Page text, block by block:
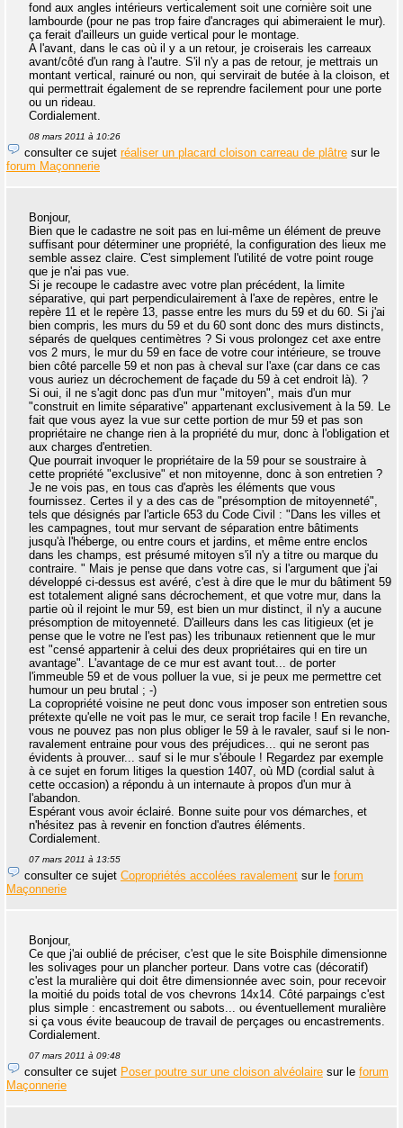
fond aux angles intérieurs verticalement soit une cornière soit une
lambourde (pour ne pas trop faire d'ancrages qui abimeraient le mur).
ça ferait d'ailleurs un guide vertical pour le montage.
A l'avant, dans le cas où il y a un retour, je croiserais les carreaux
avant/côté d'un rang à l'autre. S'il n'y a pas de retour, je mettrais un
montant vertical, rainuré ou non, qui servirait de butée à la cloison, et
qui permettrait également de se reprendre facilement pour une porte
ou un rideau.
Cordialement.
08 mars 2011 à 10:26
consulter ce sujet réaliser un placard cloison carreau de plâtre sur le
forum Maçonnerie
Bonjour,
Bien que le cadastre ne soit pas en lui-même un élément de preuve
suffisant pour déterminer une propriété, la configuration des lieux me
semble assez claire. C'est simplement l'utilité de votre point rouge
que je n'ai pas vue.
Si je recoupe le cadastre avec votre plan précédent, la limite
séparative, qui part perpendiculairement à l'axe de repères, entre le
repère 11 et le repère 13, passe entre les murs du 59 et du 60. Si j'ai
bien compris, les murs du 59 et du 60 sont donc des murs distincts,
séparés de quelques centimètres ? Si vous prolongez cet axe entre
vos 2 murs, le mur du 59 en face de votre cour intérieure, se trouve
bien côté parcelle 59 et non pas à cheval sur l'axe (car dans ce cas
vous auriez un décrochement de façade du 59 à cet endroit là). ?
Si oui, il ne s'agit donc pas d'un mur "mitoyen", mais d'un mur
"construit en limite séparative" appartenant exclusivement à la 59. Le
fait que vous ayez la vue sur cette portion de mur 59 et pas son
propriétaire ne change rien à la propriété du mur, donc à l'obligation et
aux charges d'entretien.
Que pourrait invoquer le propriétaire de la 59 pour se soustraire à
cette propriété "exclusive" et non mitoyenne, donc à son entretien ?
Je ne vois pas, en tous cas d'après les éléments que vous
fournissez. Certes il y a des cas de "présomption de mitoyenneté",
tels que désignés par l'article 653 du Code Civil : "Dans les villes et
les campagnes, tout mur servant de séparation entre bâtiments
jusqu'à l'héberge, ou entre cours et jardins, et même entre enclos
dans les champs, est présumé mitoyen s'il n'y a titre ou marque du
contraire. " Mais je pense que dans votre cas, si l'argument que j'ai
développé ci-dessus est avéré, c'est à dire que le mur du bâtiment 59
est totalement aligné sans décrochement, et que votre mur, dans la
partie où il rejoint le mur 59, est bien un mur distinct, il n'y a aucune
présomption de mitoyenneté. D'ailleurs dans les cas litigieux (et je
pense que le votre ne l'est pas) les tribunaux retiennent que le mur
est "censé appartenir à celui des deux propriétaires qui en tire un
avantage". L'avantage de ce mur est avant tout... de porter
l'immeuble 59 et de vous polluer la vue, si je peux me permettre cet
humour un peu brutal ; -)
La copropriété voisine ne peut donc vous imposer son entretien sous
prétexte qu'elle ne voit pas le mur, ce serait trop facile ! En revanche,
vous ne pouvez pas non plus obliger le 59 à le ravaler, sauf si le non-
ravalement entraine pour vous des préjudices... qui ne seront pas
évidents à prouver... sauf si le mur s'éboule ! Regardez par exemple
à ce sujet en forum litiges la question 1407, où MD (cordial salut à
cette occasion) a répondu à un internaute à propos d'un mur à
l'abandon.
Espérant vous avoir éclairé. Bonne suite pour vos démarches, et
n'hésitez pas à revenir en fonction d'autres éléments.
Cordialement.
07 mars 2011 à 13:55
consulter ce sujet Copropriétés accolées ravalement sur le forum
Maçonnerie
Bonjour,
Ce que j'ai oublié de préciser, c'est que le site Boisphile dimensionne
les solivages pour un plancher porteur. Dans votre cas (décoratif)
c'est la muralière qui doit être dimensionnée avec soin, pour recevoir
la moitié du poids total de vos chevrons 14x14. Côté parpaings c'est
plus simple : encastrement ou sabots... ou éventuellement muralière
si ça vous évite beaucoup de travail de perçages ou encastrements.
Cordialement.
07 mars 2011 à 09:48
consulter ce sujet Poser poutre sur une cloison alvéolaire sur le forum
Maçonnerie